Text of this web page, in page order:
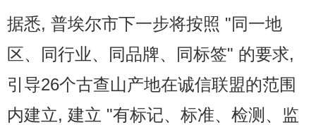
据悉, 普埃尔市下一步将按照 "同一地
区、同行业、同品牌、同标签" 的要求,
引导26个古查山产地在诚信联盟的范围
内建立, 建立 "有标记、标准、检测、监